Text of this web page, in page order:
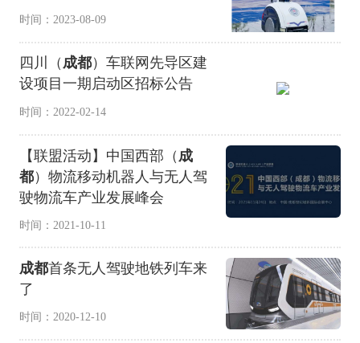
时间：2023-08-09
四川（ 成都）车联网先导区建
设项目一期启动区招标公告
时间：2022-02-14
【联盟活动】中国西部（ 成
都）物流移动机器人与无人驾
驶物流车产业发展峰会
时间：2021-10-11
成都首条无人驾驶地铁列车来
了
时间：2020-12-10